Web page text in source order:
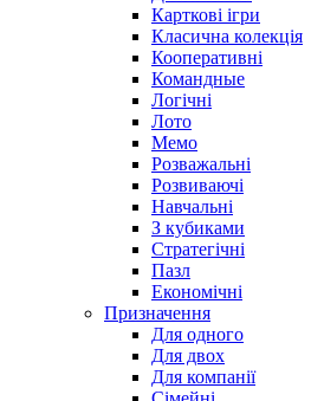
Карткові ігри
Класична колекція
Кооперативні
Командные
Логічні
Лото
Мемо
Розважальні
Розвиваючі
Навчальні
З кубиками
Стратегічні
Пазл
Економічні
Призначення
Для одного
Для двох
Для компанії